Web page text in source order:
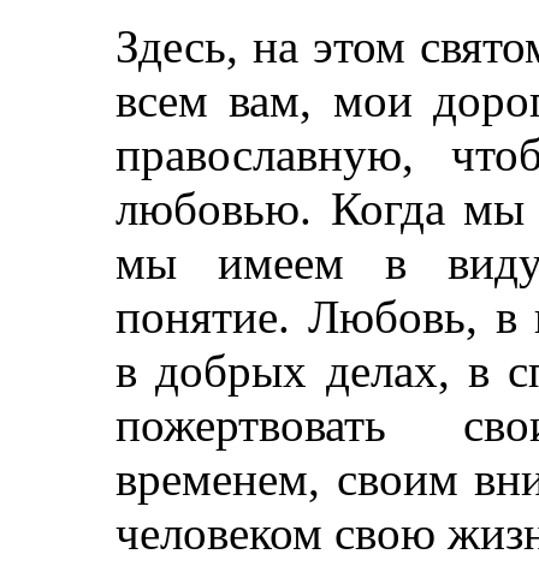
Здесь, на этом
всем вам, мои
православную,
любовью. Когда
мы имеем в виду
понятие. Любовь, в
в добрых делах, в
пожертвовать
временем, своим
человеком свою